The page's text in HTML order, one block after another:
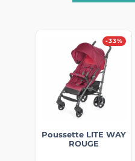
-33%
Poussette LITE WAY
ROUGE